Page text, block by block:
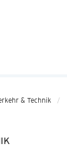
& Technik